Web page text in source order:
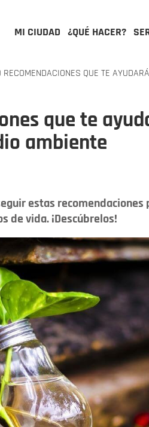
MI CIUDAD ¿QUÉ HACER?
RECOMENDACIONES QUE TE
que te
ambiente
estas recomendaciones
de vida. ¡Descúbrelos!